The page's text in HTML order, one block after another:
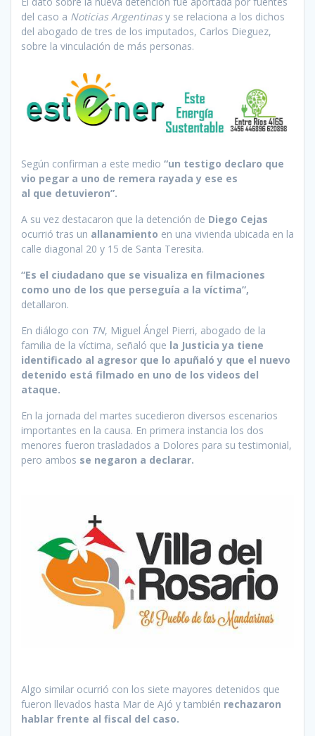
del caso a Noticias Argentinasy se relaciona a los dichos
del abogado de tres de los imputados, Carlos Dieguez,
sobre la vinculación de más personas.
Según confirman a este medio “un testigo declaro que
vio pegar a uno de remera rayada y ese es
al que detuvieron”.
A su vez destacaron que la detención de Diego Cejas
ocurrió tras un allanamiento en una vivienda ubicada en la
calle diagonal 20 y 15 de Santa Teresita.
“Es el ciudadano que se visualiza en filmaciones
como uno de los que perseguía a la víctima”,
detallaron.
En diálogo con TN, Miguel Ángel Pierri, abogado de la
familia de la víctima, señaló que la Justicia ya tiene
identificado al agresor que lo apuñaló y que el nuevo
detenido está filmado en uno de los videos del
ataque.
En la jornada del martes sucedieron diversos escenarios
importantes en la causa. En primera instancia los dos
menores fueron trasladados a Dolores para su testimonial,
pero ambos se negaron a declarar.
Algo similar ocurrió con los siete mayores detenidos que
fueron llevados hasta Mar de Ajó y también rechazaron
hablar frente al fiscal del caso.